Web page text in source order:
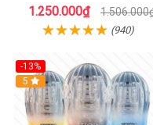
1.250.000₫
(940)
-13%
Hot
5